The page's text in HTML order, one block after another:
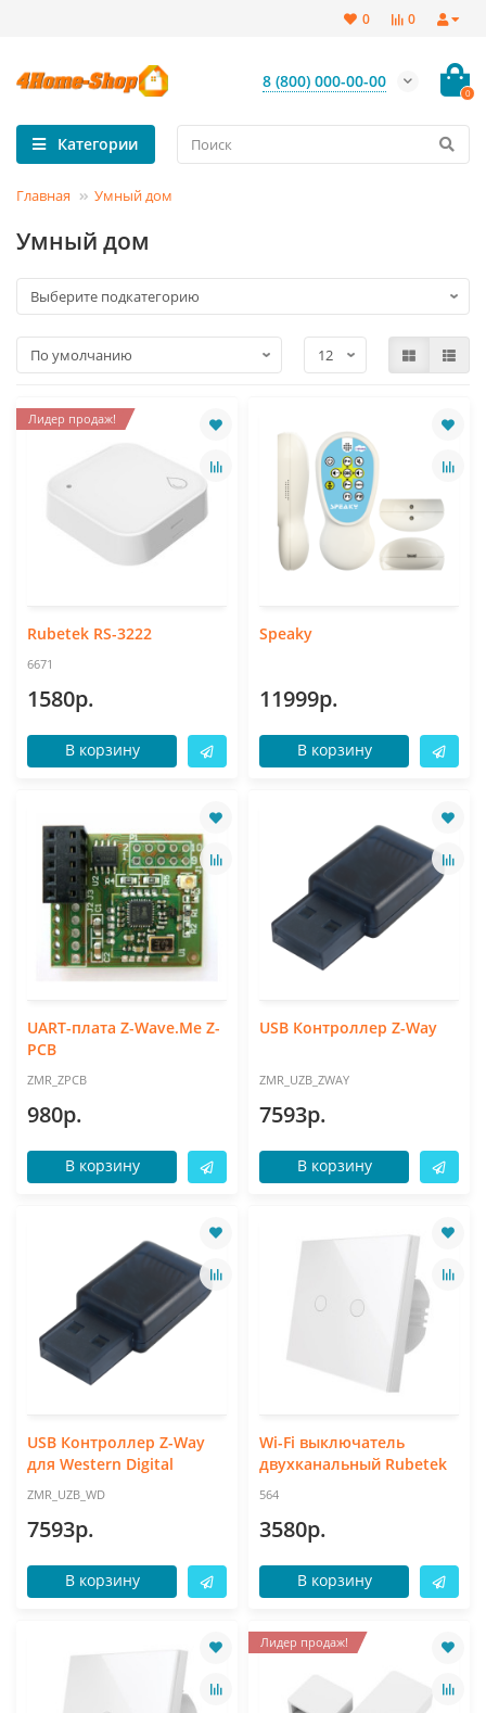
0
0
8 (800) 000-00-00
0
Категории
Главная Умный дом
Умный дом
Лидер продаж!
Rubetek RS-3222
6671
1580р.
В корзину
Speaky
11999р.
В корзину
UART-плата Z-Wave.Me Z-
PCB
ZMR_ZPCB
980р.
В корзину
USB Контроллер Z-Way
ZMR_UZB_ZWAY
7593р.
В корзину
USB Контроллер Z-Way
для Western Digital
ZMR_UZB_WD
7593р.
В корзину
Wi-Fi выключатель
двухканальный Rubetek
564
3580р.
В корзину
Лидер продаж!